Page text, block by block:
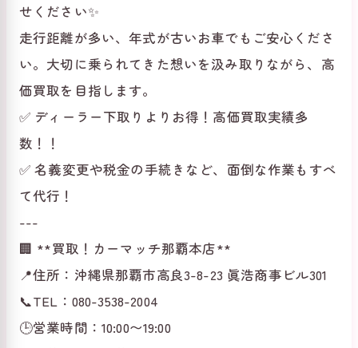
せください✨
走行距離が多い、年式が古いお車でもご安心くださ
い。大切に乗られてきた想いを汲み取りながら、高
価買取を目指します。
✅ ディーラー下取りよりお得！高価買取実績多
数！！
✅ 名義変更や税金の手続きなど、面倒な作業もすべ
て代行！
---
🏢 **買取！カーマッチ那覇本店**
📍住所：沖縄県那覇市高良3-8-23 眞浩商事ビル301
📞TEL：080-3538-2004
🕒営業時間：10:00〜19:00